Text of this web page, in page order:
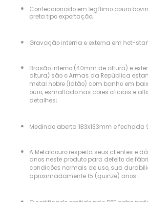
Confeccionado em legítimo couro
preta tipo exportação;
Gravação interna e externa em hot-
Brasão interno (40mm de altura) e
altura) são o Armas da República
metal nobre (latão) com banho em
ouro, esmaltado nas cores oficiais e
detalhes;
Medindo aberta 183x133mm e fechada
A Metalcouro respeita seus clientes e
anos neste produto para defeito de
condições normais de uso, sua
aproximadamente 15 (quinze) anos..